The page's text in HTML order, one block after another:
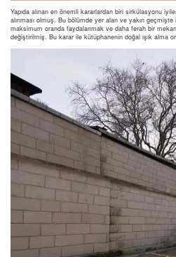
Yapıda alınan en önemli kararlardan biri sirkülasyonu
alınması olmuş. Bu bölümde yer alan ve yakın geçmişte
maksimum oranda faydalanmak ve daha ferah bir
değiştirilmiş. Bu karar ile kütüphanenin doğal ışık alma